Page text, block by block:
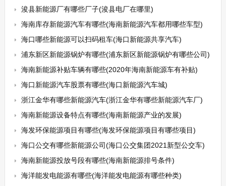
浚县新能源厂有哪些厂子(浚县电厂在哪里)
海南库存新能源汽车有哪些(海南新能源汽车都用哪些车型)
海口哪些新能源可以扫码租车(海口新能源共享汽车)
浦东新区新能源锅炉有哪些(浦东新区新能源锅炉有哪些公司)
海南新能源补贴车辆有哪些(2020年海南新能源车有补贴)
海口新能源汽车股票有哪些(海口新能源汽车城)
浙江金华有哪些新能源汽车(浙江金华有哪些新能源汽车厂)
海南新能源设备特点有哪些(海南新能源产业的发展)
海发环保能源项目有哪些(海发环保能源项目有哪些项目)
海口公交有哪些新能源公司(海口公交集团2021新型公交车)
海南新能源投放号段有哪些(海南新能源排号条件)
海洋能发电能源有哪些(海洋能发电能源有哪些种类)